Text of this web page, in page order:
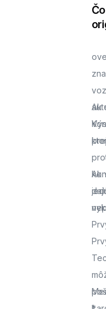
Ak
Ak